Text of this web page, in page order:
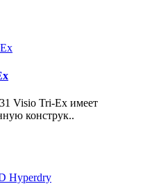
Visio Tri-Ex имеет
конструк..